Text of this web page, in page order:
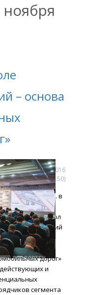
– основа
29ноября2016
(08:08:50)
ноября 2016 г. в
на-Дону
круглый стол
инноваций
развития
дорог»
и
сегмента